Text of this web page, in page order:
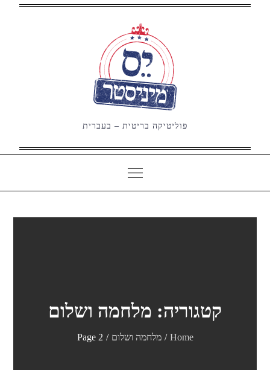
פוליטיקה בריטית – בעברית
קטגוריה: מלחמה ושלום
Home מלחמה ושלום Page 2